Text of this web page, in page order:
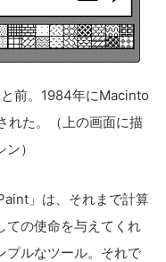
前。1984年にMacinto
れた。（上の画面に描
）
」は、それまで計算
ての使命を与えてくれ
プルなツール。それで